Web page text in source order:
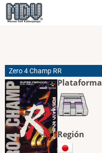
Pasar
al
Zero 4 Champ RR
Plataforma
Región